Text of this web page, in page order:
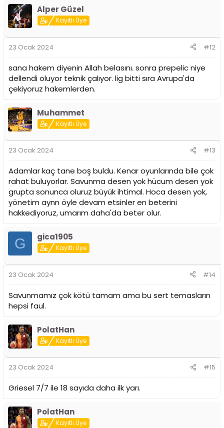
Alper Güzel
Kayıtlı Üye
23 Ocak 2024 #12
sana hakem diyenin Allah belasını. sonra prepelic niye
dellendi oluyor teknik çalıyor. lig bitti sıra Avrupa'da
çekiyoruz hakemlerden.
Muhammet
Kayıtlı Üye
23 Ocak 2024 #13
Adamlar kaç tane boş buldu. Kenar oyunlarında bile çok
rahat buluyorlar. Savunma desen yok hücum desen yok
grupta sonunca oluruz büyük ihtimal. Hoca desen yok,
yönetim aynn öyle devam etsinler en beterini
hakkediyoruz, umarım daha'da beter olur.
G gica1905
Kayıtlı Üye
23 Ocak 2024 #14
Savunmamız çok kötü tamam ama bu sert temasların
hepsi faul.
PolatHan
Kayıtlı Üye
23 Ocak 2024 #15
Griesel 7/7 ile 18 sayıda daha ilk yarı.
PolatHan
Kayıtlı Üye